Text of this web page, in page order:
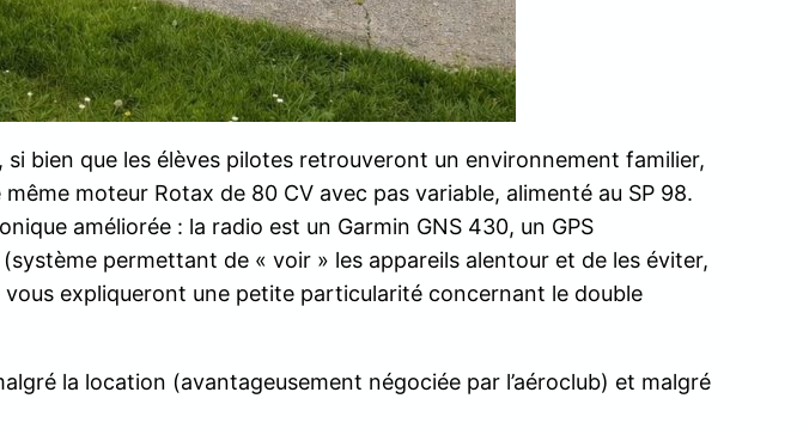
bien que les élèves pilotes retrouveront un environnement familier,
moteur Rotax de 80 CV avec pas variable, alimenté au SP 98.
améliorée : la radio est un Garmin GNS 430, un GPS
(système permettant de « voir » les appareils alentour et de les éviter,
expliqueront une petite particularité concernant le double
la location (avantageusement négociée par l’aéroclub) et malgré